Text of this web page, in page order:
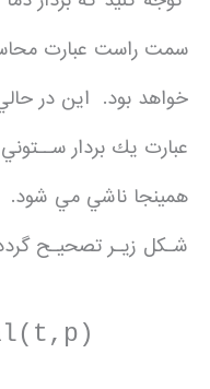
سمت راست عبارت
خواهد بود. اين در
عبارت يك بردار ســتوني
شـكل زيـر تصحيـح